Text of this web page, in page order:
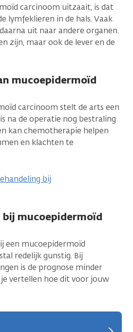
carcinoom uitzaait, is dat
lymfeklieren in de hals. Vaak
uit naar andere organen.
zijn, maar ook de lever en de
mucoepidermoïd
carcinoom stelt de arts een
na de operatie nog bestraling
kan chemotherapie helpen
en klachten te
bij
mucoepidermoïd
een mucoepidermoïd
redelijk gunstig. Bij
is de prognose minder
vertellen hoe dit voor jouw